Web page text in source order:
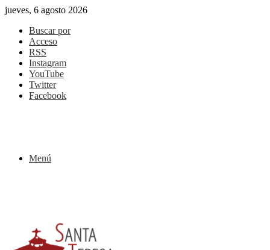
jueves, 6 agosto 2026
Buscar por
Acceso
RSS
Instagram
YouTube
Twitter
Facebook
Menú